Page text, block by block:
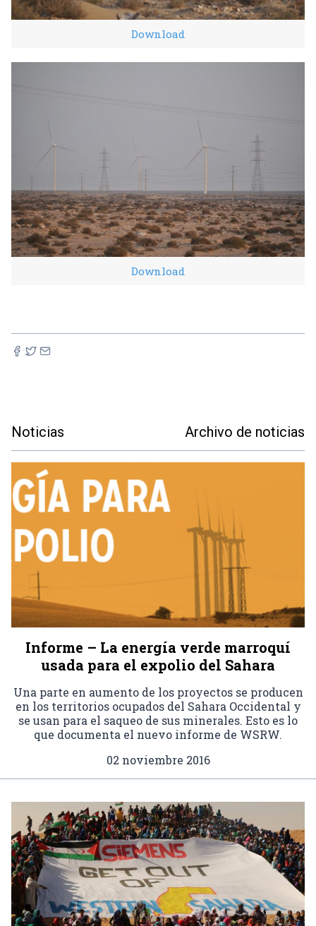
Download
Download
Noticias Archivo de noticias
Informe – La energía verde marroquí
usada para el expolio del Sahara
Una parte en aumento de los proyectos se producen
en los territorios ocupados del Sahara Occidental y
se usan para el saqueo de sus minerales. Esto es lo
que documenta el nuevo informe de WSRW.
02 noviembre 2016